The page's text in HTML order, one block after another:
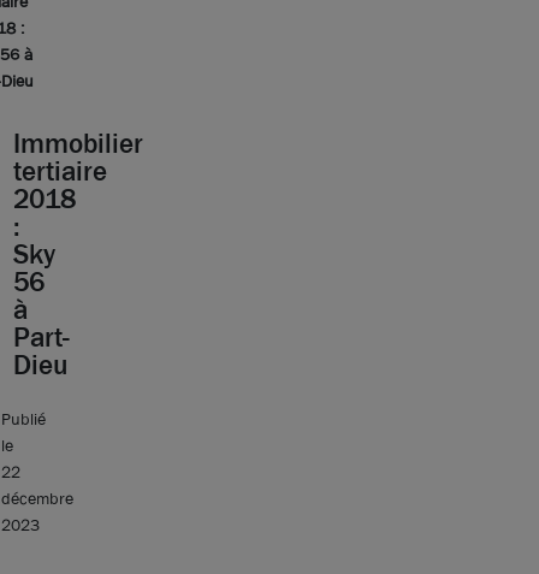
:
à
Immobilier
tertiaire
2018
:
Sky
56
à
Part-
Dieu
Publié
le
22
décembre
2023